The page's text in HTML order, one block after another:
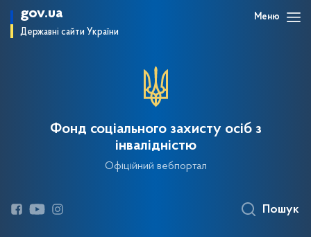
gov.ua
Державні сайти України
Меню
Фонд соціального захисту осіб з
інвалідністю
Офіційний вебпортал
Пошук